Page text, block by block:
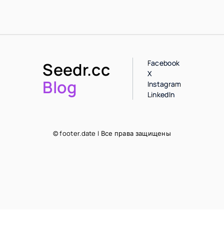
Seedr.cc
Blog
Facebook
X
Instagram
LinkedIn
© footer.date | Все права защищены